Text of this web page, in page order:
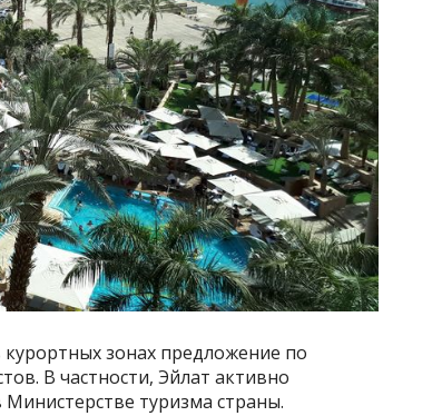
зонах предложение по
В частности, Эйлат активно
туризма страны.